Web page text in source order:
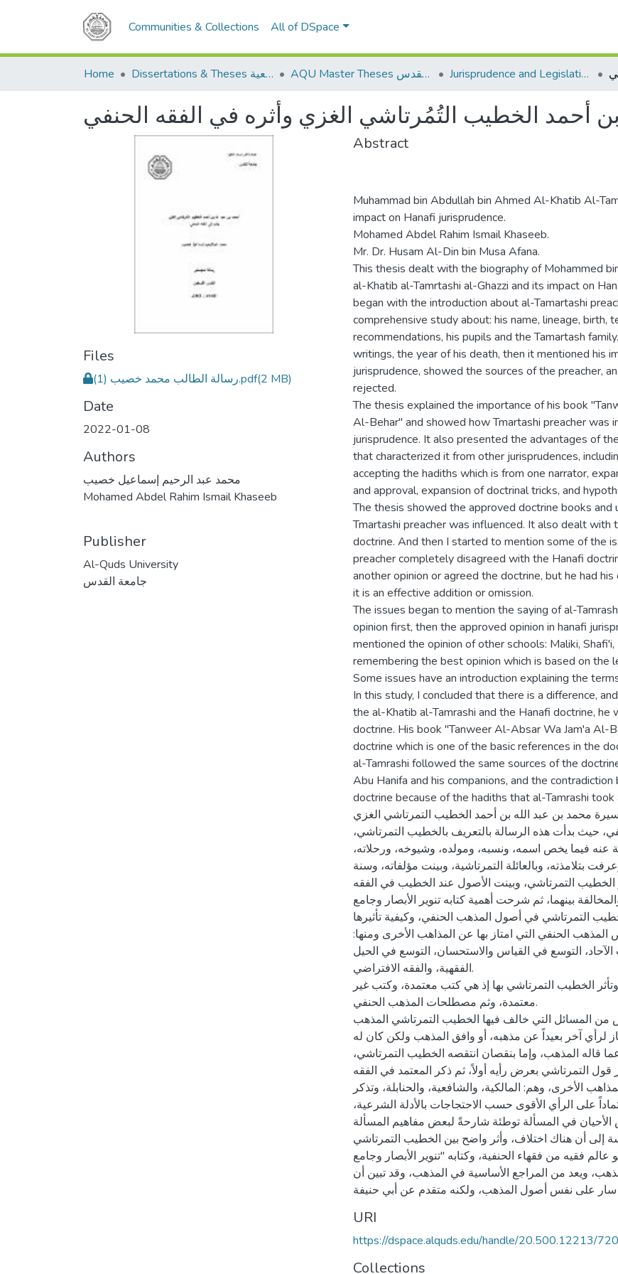
Communities & Collections All of DSpace
Home Dissertations & Theses الرسائل الجامعية AQU Master Theses الرسائل الجامعية الخاصة بجامعة القدس Jurisprudence and Legislation الفقه والتشريع
أحمد الخطيب التُمُرتاشي الغزي وأثره في الفقه الحنفي
Files
رسالة الطالب محمد خصيب (1).pdf(2 MB)
Date
2022-01-08
Authors
محمد عبد الرحيم إسماعيل خصيب
Mohamed Abdel Rahim Ismail Khaseeb
Publisher
Al-Quds University
جامعة القدس
Abstract
Muhammad bin Abdullah bin Ahmed Al-Khatib Al-
impact on Hanafi jurisprudence.
Mohamed Abdel Rahim Ismail Khaseeb.
Mr. Dr. Husam Al-Din bin Musa Afana.
This thesis dealt with the biography of Mohammed
al-Khatib al-Tamrtashi al-Ghazzi and its impact on
began with the introduction about al-Tamartashi
comprehensive study about: his name, lineage, birth,
recommendations, his pupils and the Tamartash
writings, the year of his death, then it mentioned his
jurisprudence, showed the sources of the preacher,
rejected.
The thesis explained the importance of his book
Al-Behar" and showed how Tmartashi preacher was
jurisprudence. It also presented the advantages of
that characterized it from other jurisprudences,
accepting the hadiths which is from one narrator,
and approval, expansion of doctrinal tricks, and
The thesis showed the approved doctrine books and
Tmartashi preacher was influenced. It also dealt with
doctrine. And then I started to mention some of the
preacher completely disagreed with the Hanafi
another opinion or agreed the doctrine, but he had
it is an effective addition or omission.
The issues began to mention the saying of al-
opinion first, then the approved opinion in hanafi
mentioned the opinion of other schools: Maliki, Shafi'i,
remembering the best opinion which is based on the
Some issues have an introduction explaining the
In this study, I concluded that there is a difference,
the al-Khatib al-Tamrashi and the Hanafi doctrine, he
doctrine. His book "Tanweer Al-Absar Wa Jam'a Al-
doctrine which is one of the basic references in the
al-Tamrashi followed the same sources of the
Abu Hanifa and his companions, and the
doctrine because of the hadiths that al-Tamrashi took
محمد بن عبد الله بن أحمد الخطيب التمرتاشي الغزي
حيث بدأت هذه الرسالة بالتعريف بالخطيب التمرتاشي،
فيما يخص اسمه، ونسبه، ومولده، وشيوخه، ورحلاته،
بتلامذته، وبالعائلة التمرتاشية، وبينت مؤلفاته، وسنة
الخطيب التمرتاشي، وبينت الأصول عند الخطيب في الفقه
بينهما، ثم شرحت أهمية كتابه تنوير الأبصار وجامع
التمرتاشي في أصول المذهب الحنفي، وكيفية تأثيرها
الحنفي التي امتاز بها عن المذاهب الأخرى ومنها:
التوسع في القياس والاستحسان، التوسع في الحيل
الفقهية، والفقه الافتراضي.
الخطيب التمرتاشي بها إذ هي كتب معتمدة، وكتب غير
معتمدة، وثم مصطلحات المذهب الحنفي.
من المسائل التي خالف فيها الخطيب التمرتاشي المذهب
لرأي آخر بعيداً عن مذهبه، أو وافق المذهب ولكن كان له
قاله المذهب، وإما بنقصان انتقصه الخطيب التمرتاشي،
التمرتاشي بعرض رأيه أولاً، ثم ذكر المعتمد في الفقه
الأخرى، وهم: المالكية، والشافعية، والحنابلة، وتذكر
على الرأي الأقوى حسب الاحتجاجات بالأدلة الشرعية،
في المسألة توطئة شارحةً لبعض مفاهيم المسألة.
أن هناك اختلاف، وأثر واضح بين الخطيب التمرتاشي
فقيه من فقهاء الحنفية، وكتابه "تنوير الأبصار وجامع
ويعد من المراجع الأساسية في المذهب، وقد تبين أن
على نفس أصول المذهب، ولكنه متقدم عن أبي حنيفة
URI
https://dspace.alquds.edu/handle/20.500.12213/
Collections